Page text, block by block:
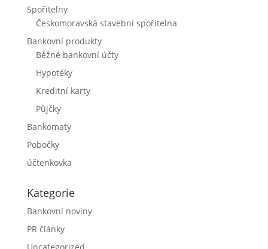
Spořitelny
Českomoravská stavební spořitelna
Bankovní produkty
Běžné bankovní účty
Hypotéky
Kreditní karty
Půjčky
Bankomaty
Pobočky
účtenkovka
Kategorie
Bankovní noviny
PR články